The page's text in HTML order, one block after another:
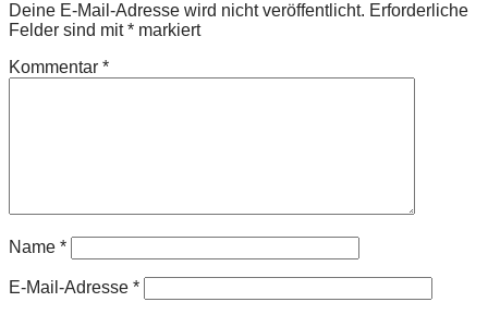
Deine E-Mail-Adresse wird nicht veröffentlicht. Erforderliche
Felder sind mit* markiert
Kommentar *
Name *
E-Mail-Adresse *